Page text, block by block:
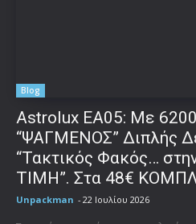
Blog
Astrolux ΕΑ05: Με
“ΨΑΓΜΕΝΟΣ” Διπλής
“Τακτικός Φακός…
ΤΙΜΗ”. Στα 48€
Unpackman - 22 Ιουλίου 2026